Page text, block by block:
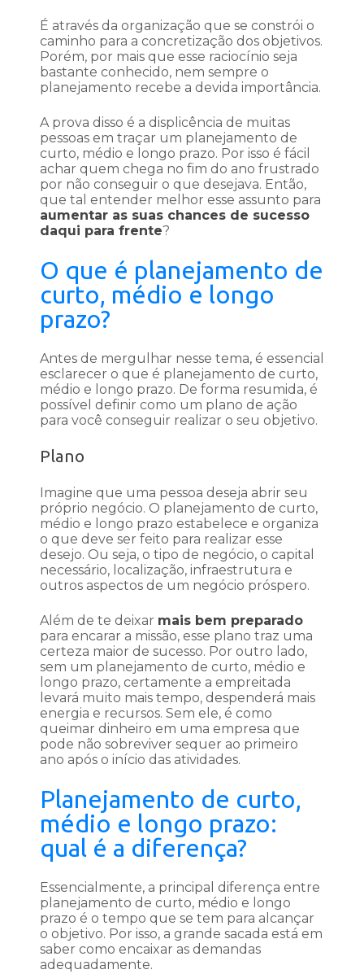
É através da organização que se constrói o
caminho para a concretização dos objetivos.
Porém, por mais que esse raciocínio seja
bastante conhecido, nem sempre o
planejamento recebe a devida importância.
A prova disso é a displicência de muitas
pessoas em traçar um planejamento de
curto, médio e longo prazo. Por isso é fácil
achar quem chega no fim do ano frustrado
por não conseguir o que desejava. Então,
que tal entender melhor esse assunto para
aumentar as suas chances de sucesso
daqui para frente?
O que é planejamento de
curto, médio e longo
prazo?
Antes de mergulhar nesse tema, é essencial
esclarecer o que é planejamento de curto,
médio e longo prazo. De forma resumida, é
possível definir como um plano de ação
para você conseguir realizar o seu objetivo.
Plano
Imagine que uma pessoa deseja abrir seu
próprio negócio. O planejamento de curto,
médio e longo prazo estabelece e organiza
o que deve ser feito para realizar esse
desejo. Ou seja, o tipo de negócio, o capital
necessário, localização, infraestrutura e
outros aspectos de um negócio próspero.
Além de te deixar mais bem preparado
para encarar a missão, esse plano traz uma
certeza maior de sucesso. Por outro lado,
sem um planejamento de curto, médio e
longo prazo, certamente a empreitada
levará muito mais tempo, despenderá mais
energia e recursos. Sem ele, é como
queimar dinheiro em uma empresa que
pode não sobreviver sequer ao primeiro
ano após o início das atividades.
Planejamento de curto,
médio e longo prazo:
qual é a diferença?
Essencialmente, a principal diferença entre
planejamento de curto, médio e longo
prazo é o tempo que se tem para alcançar
o objetivo. Por isso, a grande sacada está em
saber como encaixar as demandas
adequadamente.